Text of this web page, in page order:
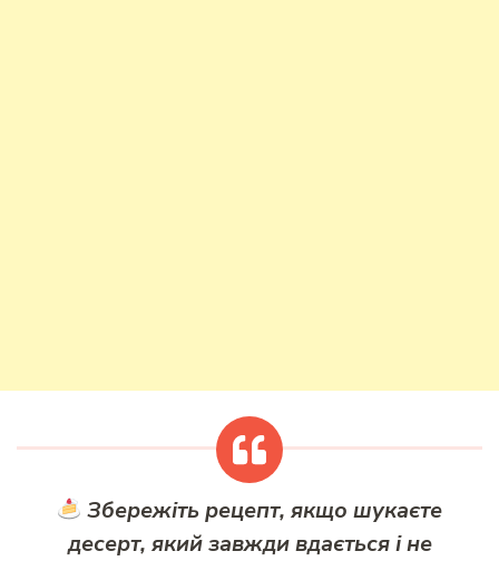
Збережіть рецепт, якщо шукаєте
десерт, який завжди вдається і не